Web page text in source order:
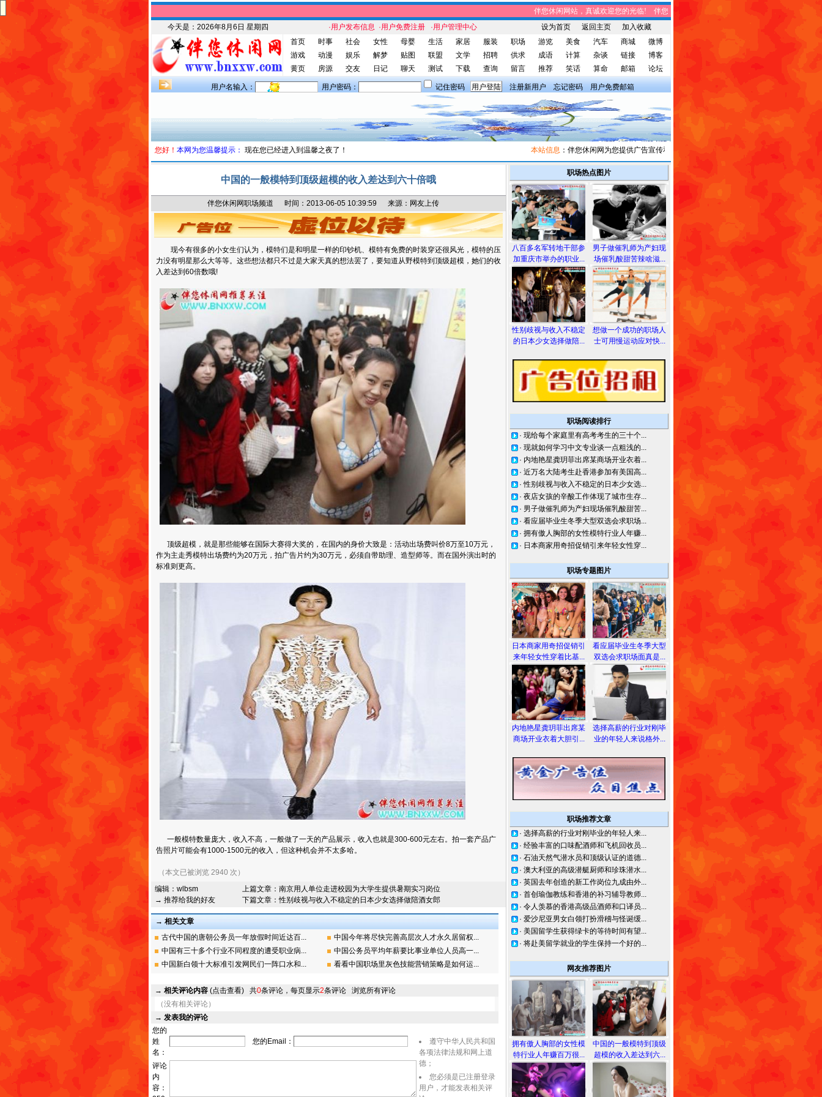
伴您休闲网站，真诚欢迎您的光临! 伴您休闲网站，将免费给您带来趣味时事、笑话集锦
今天是： 2026年8月6日 星期四 ·用户发布信息 ·用户免费注册 ·用户管理中心 设为首页 返回主页
加入收藏
首页
时事 社会 女性 母婴 生活 家居 服装 职场 游览 美食 汽车 商城
微博
游戏
动漫 娱乐 解梦 贴图 联盟 文学 招聘 供求 成语 计算 杂谈 链接
博客
黄页
房源 交友 日记 聊天 测试 下载 查询 留言 推荐 笑话 算命 邮箱 论坛
用户名输入： 用户密码： 记住密码 注册新用户 忘记密码 用户免费邮箱
您好！ 本网为您温馨提示： 现在您已经进入到温馨之夜了！ 本站信息：伴您休闲网为您提供广告宣传和信息发布，有需求者请与我们联系。
中国的一般模特到顶级超模的收入差达到六十倍哦
伴您休闲网职场频道 时间：2013-06-05 10:39:59 来源：网友上传
现今有很多的小女生们认为，模特们是和明星一样的印钞机、模特有免费的时装穿还很风光，模特的压
力没有明星那么大等等。这些想法都只不过是大家天真的想法罢了，要知道从野模特到顶级超模，她们的收
入差达到60倍数哦!
顶级超模，就是那些能够在国际大赛得大奖的，在国内的身价大致是：活动出场费叫价8万至10万元，
作为主走秀模特出场费约为20万元，拍广告片约为30万元，必须自带助理、造型师等。而在国外演出时的
标准则更高。
一般模特数量庞大，收入不高，一般做了一天的产品展示，收入也就是300-600元左右。拍一套产品广
告照片可能会有1000-1500元的收入，但这种机会并不太多哈。
（本文已被浏览 2940 次）
编辑： wlbsm
→ 推荐给我的好友
上篇文章： 南京用人单位走进校园为大学生提供暑期实习岗位
下篇文章：性别歧视与收入不稳定的日本少女选择做陪酒女郎
→ 相关文章
古代中国的唐朝公务员一年放假时间近达百...
中国今年将尽快完善高层次人才永久居留权...
中国有三十多个行业不同程度的遭受职业病...
中国公务员平均年薪要比事业单位人员高一...
中国新白领十大标准引发网民们一阵口水和...
看看中国职场里灰色技能营销策略是如何运...
→ 相关评论内容 (点击查看) 共0条评论，每页显示2条评论 浏览所有评论
（没有相关评论）
→ 发表我的评论
您的
姓
名：
您的Email：
评论
内
容：
遵守中华人民共和国
各项法律法规和网上道
德；
您必须是已注册登录
用户，才能发表相关评
职场热点图片
八百多名军转地干部参
加重庆市举办的职业...
性别歧视与收入不稳定
的日本少女选择做陪...
男子做催乳师为产妇现
场催乳酸甜苦辣啥滋...
想做一个成功的职场人
士可用慢运动应对快...
职场阅读排行
· 现给每个家庭里有高考考生的三十个...
· 现就如何学习中文专业谈一点粗浅的...
· 内地艳星龚玥菲出席某商场开业衣着...
· 近万名大陆考生赴香港参加有美国高...
·性别歧视与收入不稳定的日本少女选...
· 夜店女孩的辛酸工作体现了城市生存...
· 男子做催乳师为产妇现场催乳酸甜苦...
· 看应届毕业生冬季大型双选会求职场...
· 拥有傲人胸部的女性模特行业人年赚...
· 日本商家用奇招促销引来年轻女性穿...
职场专题图片
日本商家用奇招促销引
来年轻女性穿着比基...
内地艳星龚玥菲出席某
商场开业衣着大胆引...
看应届毕业生冬季大型
双选会求职场面真是...
选择高薪的行业对刚毕
业的年轻人来说格外...
职场推荐文章
· 选择高薪的行业对刚毕业的年轻人来...
· 经验丰富的口味配酒师和飞机回收员...
· 石油天然气潜水员和顶级认证的道德...
· 澳大利亚的高级潜艇厨师和珍珠潜水...
· 英国去年创造的新工作岗位九成由外...
· 首创瑜伽教练和香港的补习辅导教师...
· 令人羡慕的香港高级品酒师和口译员...
· 爱沙尼亚男女白领打扮滑稽与怪诞缓...
· 美国留学生获得绿卡的等待时间有望...
· 将赴美留学就业的学生保持一个好的...
网友推荐图片
拥有傲人胸部的女性模
特行业人年赚百万很...
中国的一般模特到顶级
超模的收入差达到六...